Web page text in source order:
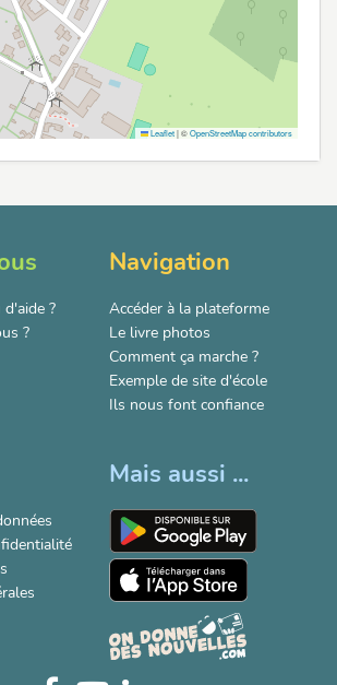
Leaflet|©OpenStreetMap contributors
?
?
Navigation
Accéder à la plateforme
Le livre photos
Comment ça marche ?
Exemple de site d'école
Ils nous font confiance
Mais aussi ...